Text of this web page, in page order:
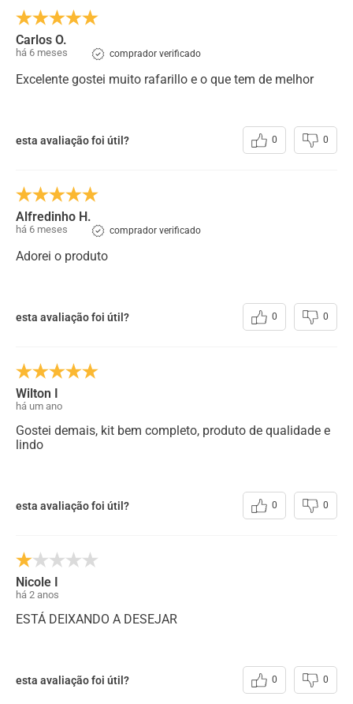
ESPECIFICAÇÕES:
Couro:Sapato Masculino Rafarillo em Couro Mogno
Acabamento: Natural
Forro:PU
Cadarço:Elástico - De Calçar
Carlos O.
há 6 meses comprador verificado
Excelente gostei muito rafarillo e o que tem de melhor
esta avaliação foi útil? 0 0
Alfredinho H.
há 6 meses comprador verificado
Adorei o produto
esta avaliação foi útil? 0 0
Wilton I
há um ano
Gostei demais, kit bem completo, produto de qualidade e
lindo
esta avaliação foi útil? 0 0
Nicole I
há 2 anos
ESTÁ DEIXANDO A DESEJAR
esta avaliação foi útil? 0 0